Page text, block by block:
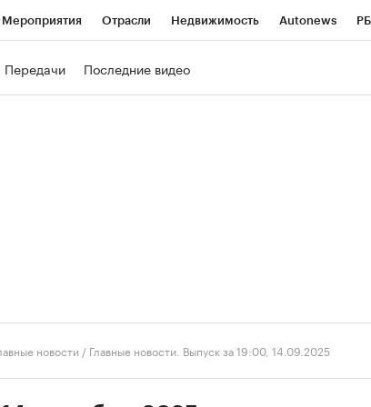
Мероприятия Отрасли Недвижимость Autonews
Передачи Последние видео
новости / Главные новости. Выпуск за 19:00, 14.09.2025